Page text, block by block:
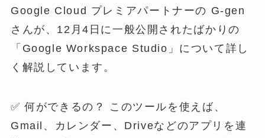
Google Cloud プレミアパートナーの G-gen
さんが、12月4日に一般公開されたばかりの
「Google Workspace Studio」について詳し
く解説しています。
✅ 何ができるの？ このツールを使えば、
Gmail、カレンダー、Driveなどのアプリを連